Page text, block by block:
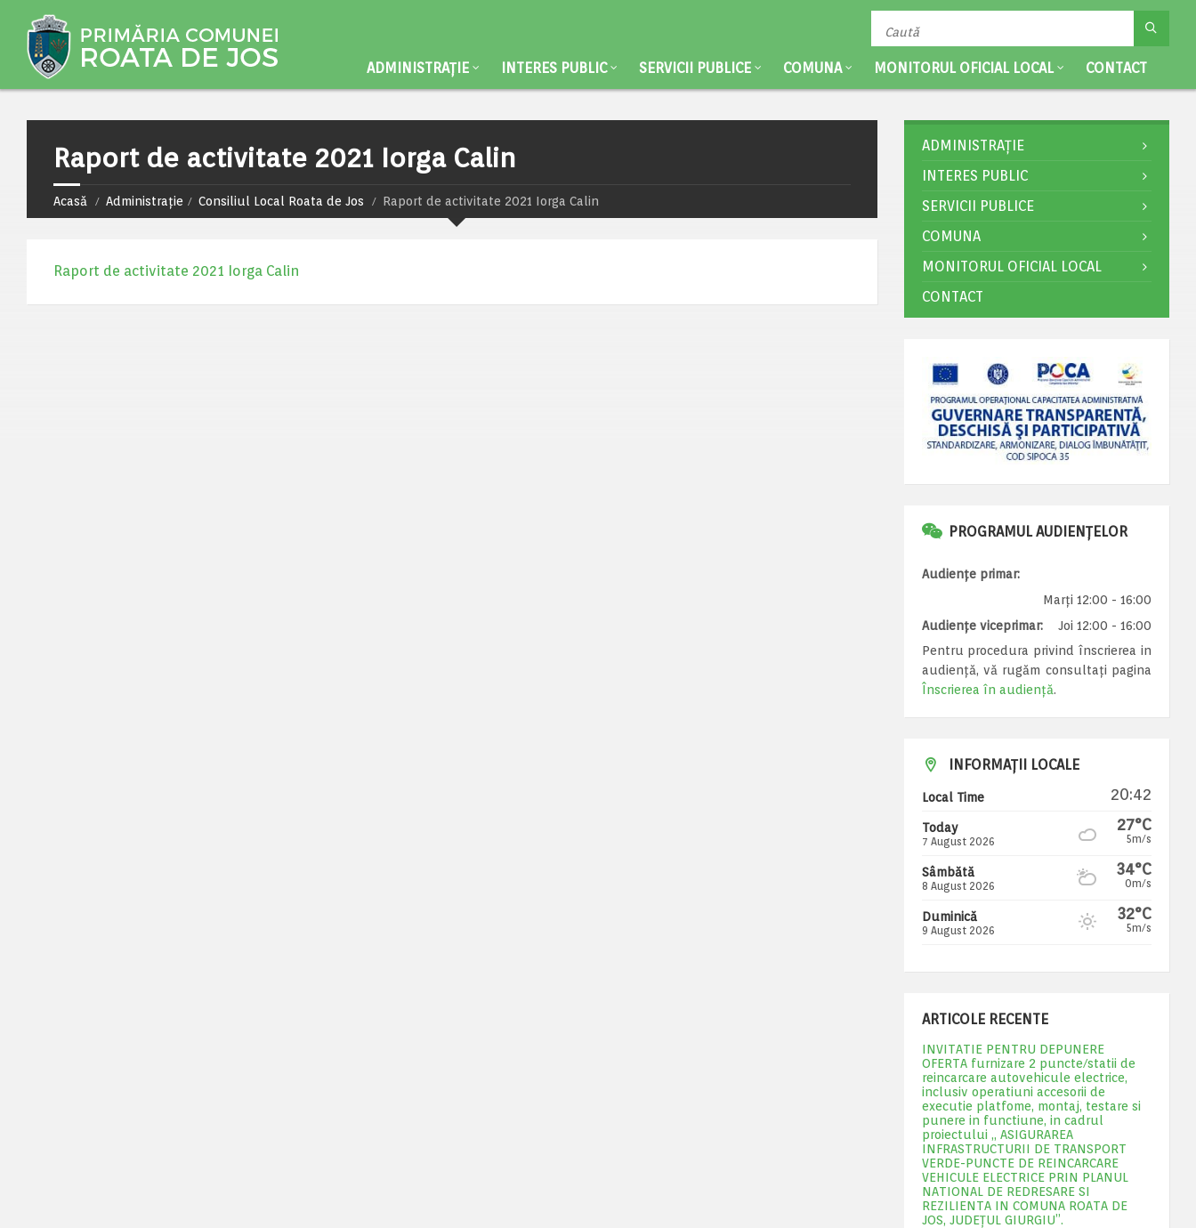
ADMINISTRAȚIE INTERES PUBLIC SERVICII PUBLICE COMUNA MONITORUL OFICIAL LOCAL CONTACT
Raport de activitate 2021 Iorga Calin
Acasă Administrație Consiliul Local Roata de Jos Raport de activitate 2021 Iorga Calin
Raport de activitate 2021 Iorga Calin
ADMINISTRAȚIE
INTERES PUBLIC
SERVICII PUBLICE
COMUNA
MONITORUL OFICIAL LOCAL
CONTACT
PROGRAMUL AUDIENȚELOR
Audiențe primar:
Marți 12:00 - 16:00
Audiențe viceprimar:
Joi 12:00 - 16:00
Pentru procedura privind înscrierea in
audiență, vă rugăm consultați pagina
Înscrierea în audiență.
INFORMAȚII LOCALE
Local Time 20:42
Today
7 August 2026
27°C
5m/s
Sâmbătă
8 August 2026
34°C
0m/s
Duminică
9 August 2026
32°C
5m/s
ARTICOLE RECENTE
INVITATIE PENTRU DEPUNERE
OFERTA furnizare 2 puncte/statii de
reincarcare autovehicule electrice,
inclusiv operatiuni accesorii de
executie platfome, montaj, testare si
punere in functiune, in cadrul
proiectului „ ASIGURAREA
INFRASTRUCTURII DE TRANSPORT
VERDE-PUNCTE DE REINCARCARE
VEHICULE ELECTRICE PRIN PLANUL
NATIONAL DE REDRESARE SI
REZILIENTA IN COMUNA ROATA DE
JOS, JUDEŢUL GIURGIU”.